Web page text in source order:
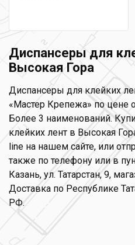
Диспансеры для
Высокая Гора
Диспансеры для клейких
«Мастер Крепежа» по цене
Более 3 наименований.
клейких лент в Высокая
line на нашем сайте, или
также по телефону или в
Казань, ул. Татарстан, 9,
Доставка по Республике
РФ.